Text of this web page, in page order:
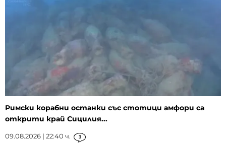
Римски корабни останки със стотици амфори са
открити край Сицилия...
09.08.2026 | 22:40 ч. 3